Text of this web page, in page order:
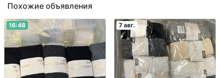
Похожие объявления
16:48 7 авг.